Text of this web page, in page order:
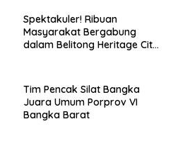
Spektakuler! Ribuan
Masyarakat Bergabung
dalam Belitong Heritage City
Tim Pencak Silat Bangka
Juara Umum Porprov VI
Bangka Barat